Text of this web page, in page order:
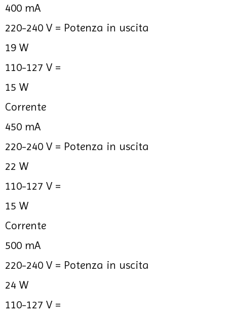
400 mA
220-240 V = Potenza in uscita
19 W
110-127 V =
15 W
Corrente
450 mA
220-240 V = Potenza in uscita
22 W
110-127 V =
15 W
Corrente
500 mA
220-240 V = Potenza in uscita
24 W
110-127 V =